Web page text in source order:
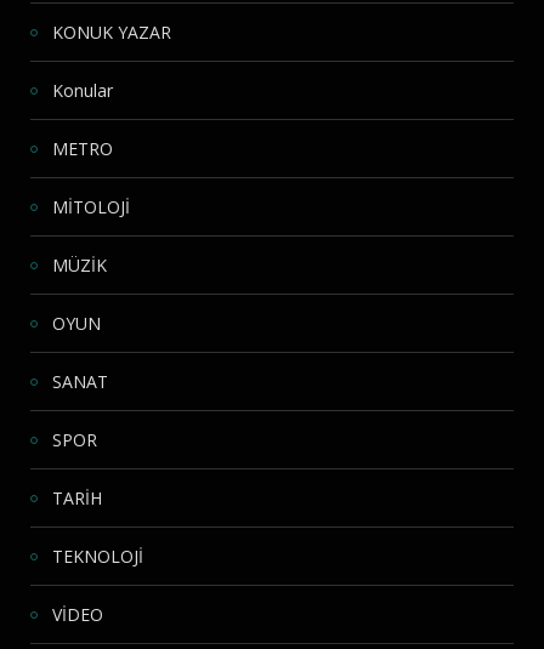
KONUK YAZAR
Konular
METRO
MİTOLOJİ
MÜZİK
OYUN
SANAT
SPOR
TARİH
TEKNOLOJİ
VİDEO